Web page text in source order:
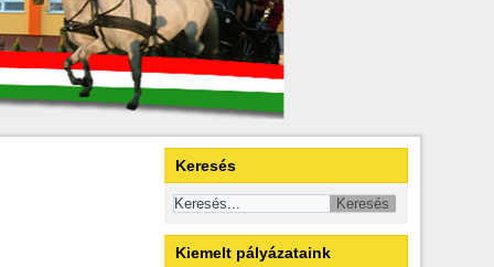
Keresés
Kiemelt pályázataink